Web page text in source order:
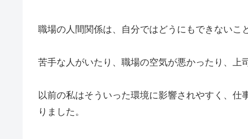
職場の人間関係は、自分ではどうにもできないこ
苦手な人がいたり、職場の空気が悪かったり、上
以前の私はそういった環境に影響されやすく、
りました。